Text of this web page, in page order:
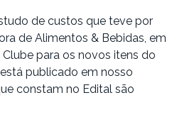
de custos que teve por
de Alimentos & Bebidas, em
para os novos itens do
publicado em nosso
constam no Edital são